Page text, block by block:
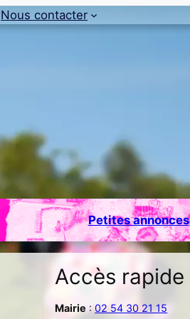
Nous contacter
Petites annonces
Accès rapide
Mairie :02 54 30 21 15